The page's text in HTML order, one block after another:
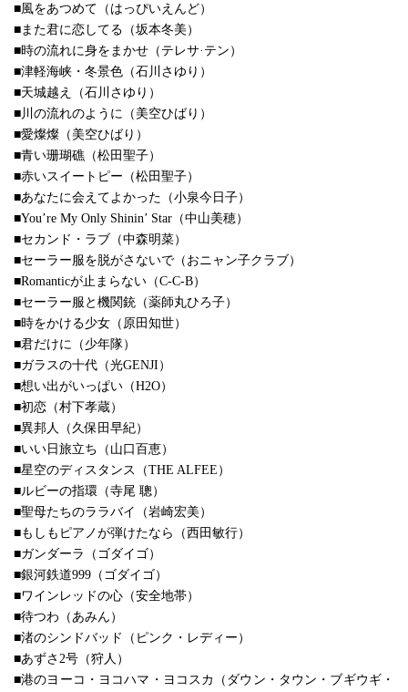
■風をあつめて（はっぴいえんど）
■また君に恋してる（坂本冬美）
■時の流れに身をまかせ（テレサ·テン）
■津軽海峡・冬景色（石川さゆり）
■天城越え（石川さゆり）
■川の流れのように（美空ひばり）
■愛燦燦（美空ひばり）
■青い珊瑚礁（松田聖子）
■赤いスイートピー（松田聖子）
■あなたに会えてよかった（小泉今日子）
■You’re My Only Shinin’ Star（中山美穂）
■セカンド・ラブ（中森明菜）
■セーラー服を脱がさないで（おニャン子クラブ）
■Romanticが止まらない（C-C-B）
■セーラー服と機関銃（薬師丸ひろ子）
■時をかける少女（原田知世）
■君だけに（少年隊）
■ガラスの十代（光GENJI）
■想い出がいっぱい（H2O）
■初恋（村下孝蔵）
■異邦人（久保田早紀）
■いい日旅立ち（山口百恵）
■星空のディスタンス（THE ALFEE）
■ルビーの指環（寺尾 聰）
■聖母たちのララバイ（岩崎宏美）
■もしもピアノが弾けたなら（西田敏行）
■ガンダーラ（ゴダイゴ）
■銀河鉄道999（ゴダイゴ）
■ワインレッドの心（安全地帯）
■待つわ（あみん）
■渚のシンドバッド（ピンク・レディー）
■あずさ2号（狩人）
■港のヨーコ・ヨコハマ・ヨコスカ（ダウン・タウン・ブギウギ・